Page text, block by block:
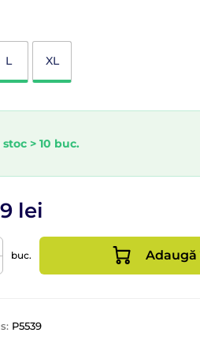
L XL
> 10 buc.
lei
buc. Adaugă
P5539